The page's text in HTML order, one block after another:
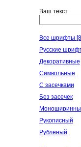
Ваш текст
Все шрифты
Русские
Декоративные
Символьные
С засечками
Без засечек
Рукописный
Рубленый